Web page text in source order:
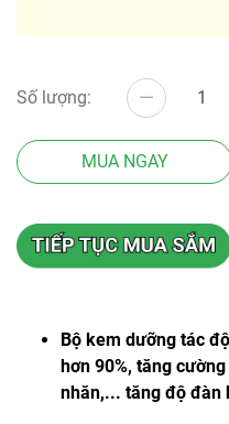
Số lượng:
MUA NGAY
Bộ kem dưỡng tác
hơn 90%, tăng
nhăn,... tăng độ đàn